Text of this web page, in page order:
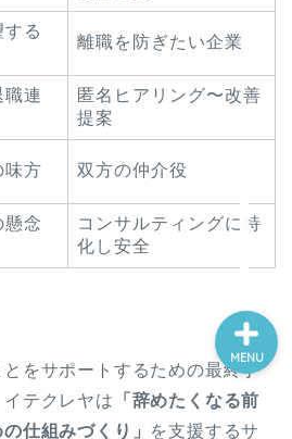
る
離職を防ぎたい企業
職連
匿名ヒアリング〜改善
提案
味方 双方の仲介役
懸念
コンサルティングに特
化し安全
をサポートするための最終手
テクレヤは
「辞めたくなる前
仕組みづくり」 を支援するサ
MENU
ホーム
お問い合わせ